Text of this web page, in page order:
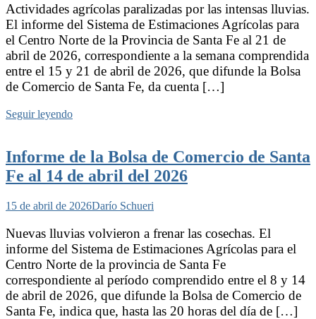
Actividades agrícolas paralizadas por las intensas lluvias.
El informe del Sistema de Estimaciones Agrícolas para
el Centro Norte de la Provincia de Santa Fe al 21 de
abril de 2026, correspondiente a la semana comprendida
entre el 15 y 21 de abril de 2026, que difunde la Bolsa
de Comercio de Santa Fe, da cuenta […]
Seguir leyendo
Informe de la Bolsa de Comercio de Santa
Fe al 14 de abril del 2026
15 de abril de 2026Darío Schueri
Nuevas lluvias volvieron a frenar las cosechas. El
informe del Sistema de Estimaciones Agrícolas para el
Centro Norte de la provincia de Santa Fe
correspondiente al período comprendido entre el 8 y 14
de abril de 2026, que difunde la Bolsa de Comercio de
Santa Fe, indica que, hasta las 20 horas del día de […]